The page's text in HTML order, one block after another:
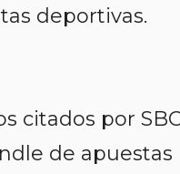
deportivas.
citados por
de apuestas